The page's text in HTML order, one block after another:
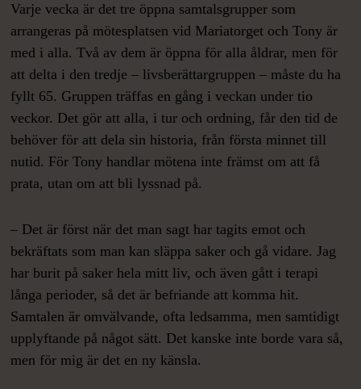
Varje vecka är det tre öppna samtalsgrupper som
arrangeras på mötesplatsen vid Mariatorget och Tony är
med i alla. Två av dem är öppna för alla åldrar, men för
att delta i den tredje – livsberättargruppen – måste du ha
fyllt 65. Gruppen träffas en gång i veckan under tio
veckor. Det gör att alla, i tur och ordning, får den tid de
behöver för att dela sin historia, från första minnet till
nutid. För Tony handlar mötena inte främst om att få
prata, utan om att bli lyssnad på.
– Det är först när det man sagt har tagits emot och
bekräftats som man kan släppa saker och gå vidare. Jag
har burit på saker hela mitt liv, och även gått i terapi
långa perioder, så det är befriande att komma hit.
Samtalen är omvälvande, ofta ledsamma, men samtidigt
upplyftande på något sätt. Det kanske inte borde vara så,
men för mig är det en ny känsla.